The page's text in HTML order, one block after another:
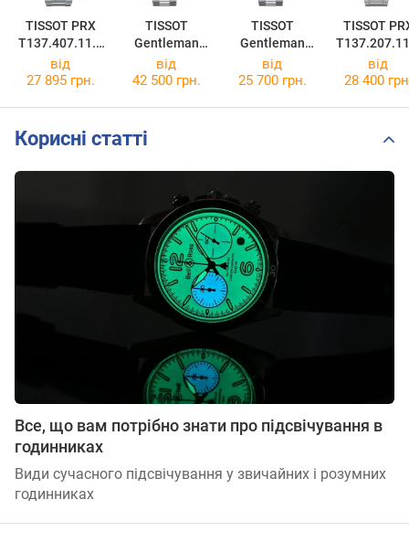
TISSOT PRX
T137.407.11.0
41.00
TISSOT
Gentleman
Powermatic 80
Silicium
51.00
TISSOT
Gentleman
Powermatic 80
T127.407.11.0
TISSOT
91.00
від
27 895 грн.
від
42 500 грн.
від
25 700 грн.
від
28 400
Корисні статті
Все, що вам потрібно знати про підсвічування в
годинниках
Види сучасного підсвічування у звичайних і розумних
годинниках